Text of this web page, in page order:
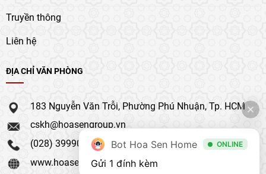
Truyền thông
Liên hệ
ĐỊA CHỈ VĂN PHÒNG
183 Nguyễn Văn Trỗi, Phường Phú Nhuận, Tp. HCM
cskh@hoasengroup.vn
(028) 39990 111
www.hoasengroup.vn
Bot Hoa Sen Home ONLINE
Gửi 1 đính kèm